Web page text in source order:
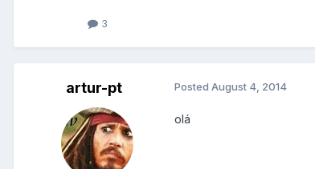
3
artur-pt Posted August 4, 2014
olá